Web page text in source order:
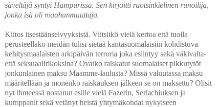
säveltäjä syntyi Hampurissa. Sen kirjoitti ruotsinkielinen runoilija,
jonka isä oli maahanmuuttaja.
Kiitos itsestäänselvyyksistä. Viitsitkö vielä kertoa että tuolla
perusteellako meidän tulisi sietää kantasuomalaisiin kohdistuva
kehitysmaalaisten arkipäivän terroria joka esiintyy sekä väkivalta-
että seksuaalirikoksina? Ovatko raiskatut suomalaiset pikkutytöt
jonkunlainen maksu Maamme-laulusta? Missä valuutassa maksu
määritellään ja monenko raiskauksen jälkeen se on maksettu? Olisit
nyt ihmeessä nostanut esille vielä Fazerin, Serlachiuksen ja
kumppanit sekä vetänyt heistä yhtymäkohdat nykyiseen